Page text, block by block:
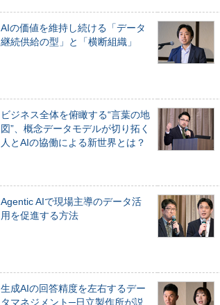
AIの価値を維持し続ける「データ
継続供給の型」と「横断組織」
ビジネス全体を俯瞰する“言葉の地
図”、概念データモデルが切り拓く
人とAIの協働による新世界とは？
Agentic AIで現場主導のデータ活
用を促進する方法
生成AIの回答精度を左右するデー
タマネジメント─日立製作所が説